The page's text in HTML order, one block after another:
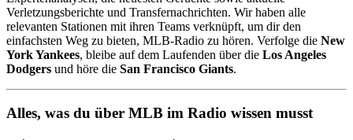
Verletzungsberichte und Transfernachrichten. Wir haben alle
relevanten Stationen mit ihren Teams verknüpft, um dir den
einfachsten Weg zu bieten, MLB-Radio zu hören. Verfolge die New
York Yankees, bleibe auf dem Laufenden über die Los Angeles
Dodgers und höre die San Francisco Giants.
Alles, was du über MLB im Radio wissen musst